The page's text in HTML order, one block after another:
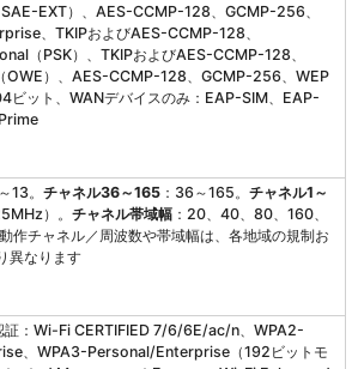
EXT）、AES-CCMP-128、GCMP-256、
、TKIPおよびAES-CCMP-128、
（PSK）、TKIPおよびAES-CCMP-128、
OWE）、AES-CCMP-128、GCMP-256、WEP
ビット、WANデバイスのみ：EAP-SIM、EAP-
13。 チャネル36～165 ：36～165。 チャネル1～
）。 チャネル帯域幅 ：20、40、80、160、
作チャネル／周波数や帯域幅は、各地域の規制お
異なります
：Wi-Fi CERTIFIED 7/6/6E/ac/n、WPA2-
、WPA3-Personal/Enterprise（192ビットモ